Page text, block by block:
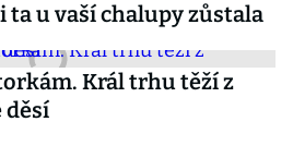
ta u vaší chalupy zůstala
Král trhu těží z